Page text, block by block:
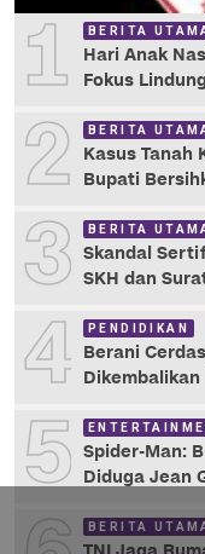
1 BERITA
Hari Anak
Fokus
2 BERITA
Kasus Tanah
Bupati
3 BERITA
Skandal
SKH dan
4 PENDIDIKAN
Berani
Dikembalikan
5
Spider-Man:
Diduga Jean
BERITA